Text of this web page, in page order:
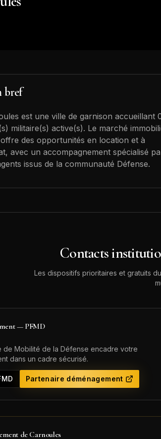
bref
est une ville de garnison accueillant
militaire(s) active(s). Le marché
des opportunités en location et à
avec un accompagnement spécialisé
issus de la communauté Défense.
Contacts
Les dispositifs prioritaires et gratuits
— PFMD
de Mobilité de la Défense encadre votre
dans un cadre sécurisé.
Partenaire déménagement
de Carnoules